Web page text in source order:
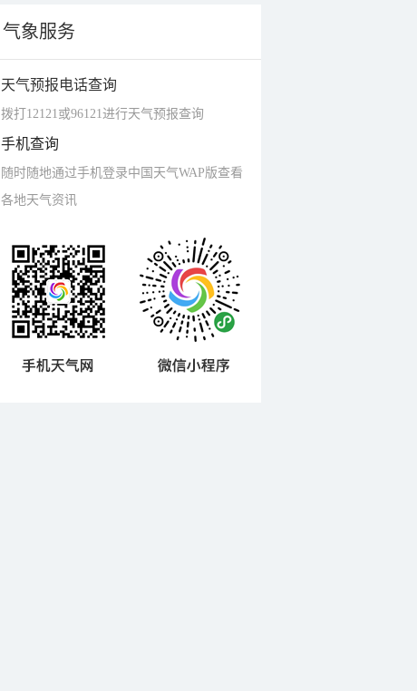
气象服务
天气预报电话查询
拨打12121或96121进行天气预报查询
手机查询
随时随地通过手机登录中国天气WAP版查看
各地天气资讯